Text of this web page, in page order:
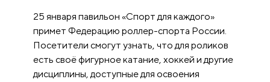
25 января павильон «Спорт для каждого»
примет Федерацию роллер-спорта России.
Посетители смогут узнать, что для роликов
есть своё фигурное катание, хоккей и другие
дисциплины, доступные для освоения